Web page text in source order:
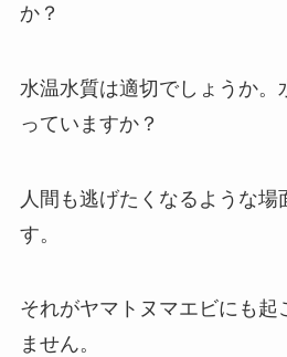
か？
水温水質は適切でしょうか。
っていますか？
人間も逃げたくなるような場
す。
それがヤマトヌマエビにも起
ません。